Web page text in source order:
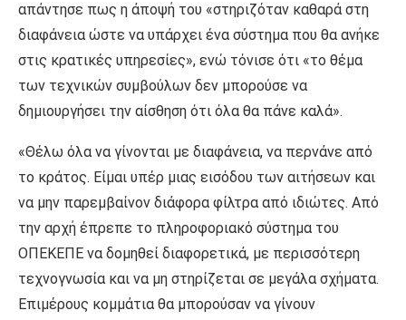
απάντησε πως η άποψή του «στηριζόταν καθαρά στη
διαφάνεια ώστε να υπάρχει ένα σύστημα που θα ανήκε
στις κρατικές υπηρεσίες», ενώ τόνισε ότι «το θέμα
των τεχνικών συμβούλων δεν μπορούσε να
δημιουργήσει την αίσθηση ότι όλα θα πάνε καλά».
«Θέλω όλα να γίνονται με διαφάνεια, να περνάνε από
το κράτος. Είμαι υπέρ μιας εισόδου των αιτήσεων και
να μην παρεμβαίνον διάφορα φίλτρα από ιδιώτες. Από
την αρχή έπρεπε το πληροφοριακό σύστημα του
ΟΠΕΚΕΠΕ να δομηθεί διαφορετικά, με περισσότερη
τεχνογνωσία και να μη στηρίζεται σε μεγάλα σχήματα.
Επιμέρους κομμάτια θα μπορούσαν να γίνουν